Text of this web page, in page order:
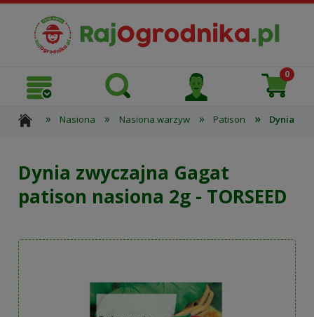
» Nasiona » Nasiona warzyw » Patison » Dynia
Dynia zwyczajna Gagat
patison nasiona 2g - TORSEED